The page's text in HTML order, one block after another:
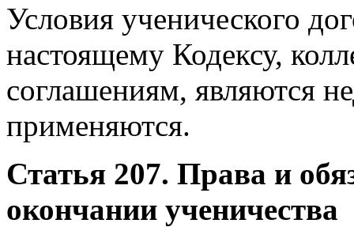
Условия ученического
настоящему Кодексу,
соглашениям, являются
применяются.
Статья 207. Права и
окончании ученичества